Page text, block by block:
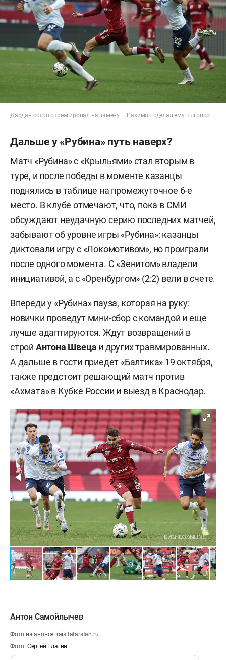
Дардан остро отреагировал на замену — Рахимов сделал ему выговор
Дальше у «Рубина» путь наверх?
Матч «Рубина» с «Крыльями» стал вторым в
туре, и после победы в моменте казанцы
поднялись в таблице на промежуточное 6-е
место. В клубе отмечают, что, пока в СМИ
обсуждают неудачную серию последних матчей,
забывают об уровне игры «Рубина»: казанцы
диктовали игру с «Локомотивом», но проиграли
после одного момента. С «Зенитом» владели
инициативой, а с «Оренбургом» (2:2) вели в счете.
Впереди у «Рубина» пауза, которая на руку:
новички проведут мини-сбор с командой и еще
лучше адаптируются. Ждут возвращений в
строй Антона Швеца и других травмированных.
А дальше в гости приедет «Балтика» 19 октября,
также предстоит решающий матч против
«Ахмата» в Кубке России и выезд в Краснодар.
Антон Самойлычев
Фото на анонсе: rais.tatarstan.ru
Фото: Сергей Елагин